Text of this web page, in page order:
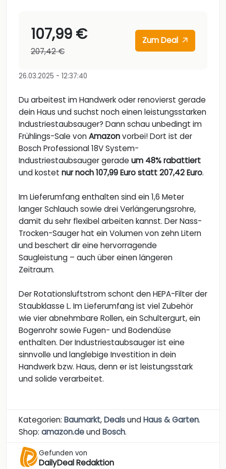
107,99 €
207,42 €
Zum Deal
26.03.2025 - 12:37:40
Du arbeitest im Handwerk oder renovierst gerade
dein Haus und suchst noch einen leistungsstarken
Industriestaubsauger? Dann schau unbedingt im
Frühlings-Sale vonAmazonvorbei! Dort ist der
Bosch Professional 18V System-
Industriestaubsauger gerade um 48% rabattiert
und kostet nur noch 107,99 Euro statt 207,42 Euro.
Im Lieferumfang enthalten sind ein 1,6 Meter
langer Schlauch sowie drei Verlängerungsrohre,
damit du sehr flexibel arbeiten kannst. Der Nass-
Trocken-Sauger hat ein Volumen von zehn Litern
und beschert dir eine hervorragende
Saugleistung – auch über einen längeren
Zeitraum.
Der Rotationsluftstrom schont den HEPA-Filter der
Staubklasse L. Im Lieferumfang ist viel Zubehör
wie vier abnehmbare Rollen, ein Schultergurt, ein
Bogenrohr sowie Fugen- und Bodendüse
enthalten. Der Industriestaubsauger ist eine
sinnvolle und langlebige Investition in dein
Handwerk bzw. Haus, denn er ist leistungsstark
und solide verarbeitet.
Kategorien: Baumarkt,DealsundHaus & Garten.
Shop: amazon.deundBosch.
Gefunden von
DailyDeal Redaktion